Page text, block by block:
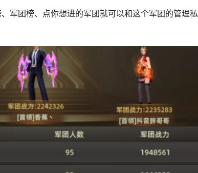
军团榜、点你想进的军团就可以和这个军团的管理私